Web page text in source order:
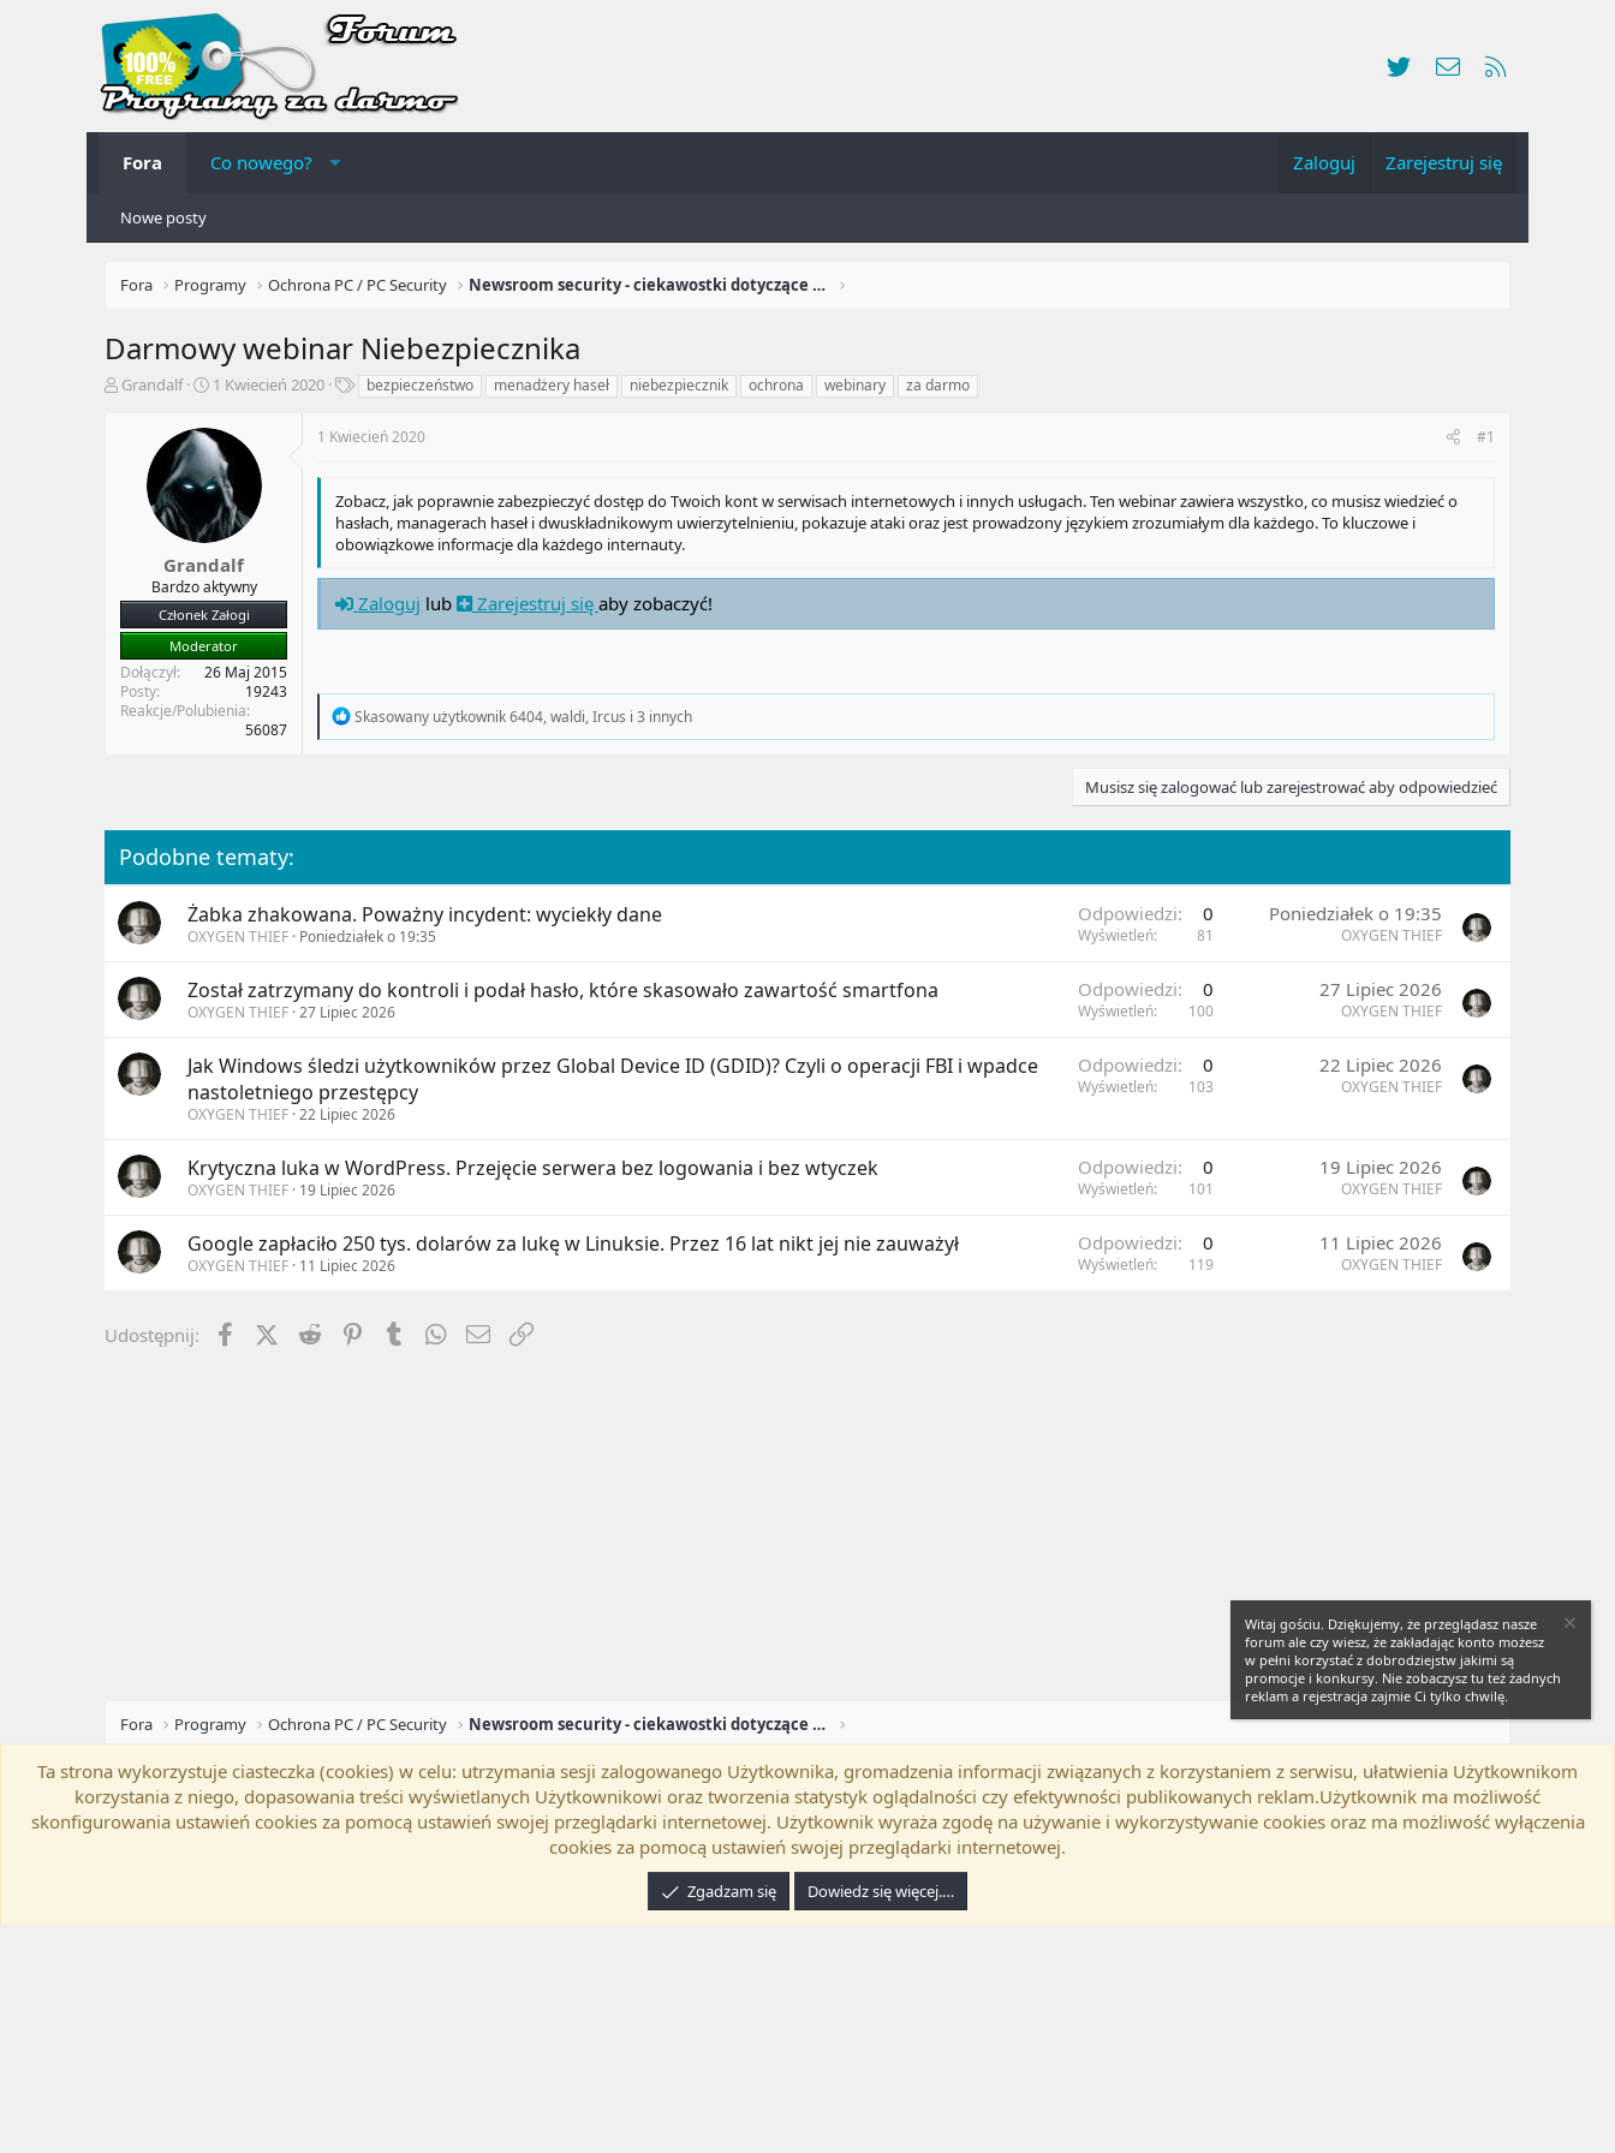
Twitter Kontakt
Fora Co nowego? Zaloguj Zarejestruj się
Nowe posty
Fora Programy Ochrona PC / PC Security Newsroom security - ciekawostki dotyczące security
Darmowy webinar Niebezpiecznika
A
u
Grandalf
R
z
p
o
c
z
ę
t
y
1 Kwiecień 2020
T
i
bezpieczeństwo menadżery haseł niebezpiecznik ochrona webinary za darmo
Grandalf
Bardzo aktywny
Członek Załogi
Moderator
Dołączył
26 Maj 2015
Posty
19243
Reakcje/Polubienia
56087
1 Kwiecień 2020 #1
Zobacz, jak poprawnie zabezpieczyć dostęp do Twoich kont w serwisach internetowych i innych usługach. Ten webinar zawiera wszystko, co musisz wiedzieć o
hasłach, managerach haseł i dwuskładnikowym uwierzytelnieniu, pokazuje ataki oraz jest prowadzony językiem zrozumiałym dla każdego. To kluczowe i
obowiązkowe informacje dla każdego internauty.
Zaloguj lub Zarejestruj się aby zobaczyć!
R
o
:
Skasowany użytkownik 6404,waldi,Ircus i 3 innych
Musisz się zalogować lub zarejestrować aby odpowiedzieć
Podobne tematy:
Żabka zhakowana. Poważny incydent: wyciekły dane
OXYGEN THIEF Poniedziałek o 19:35
Odpowiedzi 0
Wyświetleń 81
Poniedziałek o 19:35
OXYGEN THIEF
Został zatrzymany do kontroli i podał hasło, które skasowało zawartość smartfona
OXYGEN THIEF 27 Lipiec 2026
Odpowiedzi 0
Wyświetleń 100
27 Lipiec 2026
OXYGEN THIEF
Jak Windows śledzi użytkowników przez Global Device ID (GDID)? Czyli o operacji FBI i wpadce
nastoletniego przestępcy
OXYGEN THIEF 22 Lipiec 2026
Odpowiedzi 0
Wyświetleń 103
22 Lipiec 2026
OXYGEN THIEF
Krytyczna luka w WordPress. Przejęcie serwera bez logowania i bez wtyczek
OXYGEN THIEF 19 Lipiec 2026
Odpowiedzi 0
Wyświetleń 101
19 Lipiec 2026
OXYGEN THIEF
Google zapłaciło 250 tys. dolarów za lukę w Linuksie. Przez 16 lat nikt jej nie zauważył
OXYGEN THIEF 11 Lipiec 2026
Odpowiedzi 0
Wyświetleń 119
11 Lipiec 2026
OXYGEN THIEF
Udostępnij: FacebookX (Twitter)
Reddit PinterestTumblrWhatsApp
Email
Fora Programy Ochrona PC / PC Security Newsroom security - ciekawostki dotyczące security
Flat Awesome + (Parent DO NOT EDIT) Zmień szerokość Polski (PL) Kontakt Regulamin Polityka prywatności Pomoc TwitterKontakt
RSS
Tłumaczenie wykonane przezprogramyzadarmo.net.pl
Witaj gościu. Dziękujemy, że przeglądasz nasze
forum ale czy wiesz, że zakładając konto możesz
w pełni korzystać z dobrodziejstw jakimi są
promocje i konkursy. Nie zobaczysz tu też żadnych
reklam a rejestracja zajmie Ci tylko chwilę.
Ta strona wykorzystuje ciasteczka (cookies) w celu: utrzymania sesji zalogowanego Użytkownika, gromadzenia informacji związanych z korzystaniem z serwisu, ułatwienia Użytkownikom
korzystania z niego, dopasowania treści wyświetlanych Użytkownikowi oraz tworzenia statystyk oglądalności czy efektywności publikowanych reklam.Użytkownik ma możliwość
skonfigurowania ustawień cookies za pomocą ustawień swojej przeglądarki internetowej. Użytkownik wyraża zgodę na używanie i wykorzystywanie cookies oraz ma możliwość wyłączenia
cookies za pomocą ustawień swojej przeglądarki internetowej.
Zgadzam się Dowiedz się więcej.…